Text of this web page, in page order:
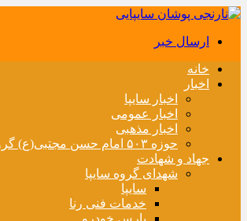
ارسال خبر
خانه
اخبار
اخبار سایپا
اخبار عمومی
اخبار مذهبی
حوزه ۵۰۳ امام حسن مجتبی(ع) گروه سایپا
جهاد و شهادت
شهدای گروه سایپا
سایپا
خدمات فنی رنا
پارس خودرو